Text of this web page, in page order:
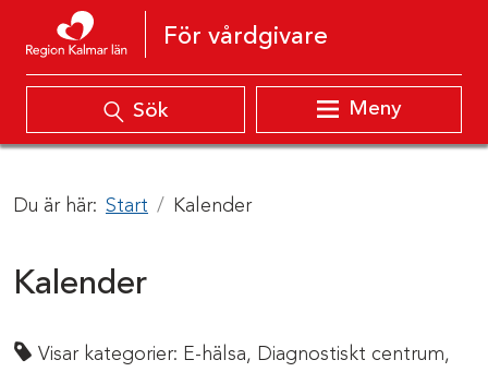
Hoppa till innehåll
För vårdgivare
Sök Meny
Du är här: Start Kalender
Kalender
Visar kategorier: E-hälsa, Diagnostiskt centrum,